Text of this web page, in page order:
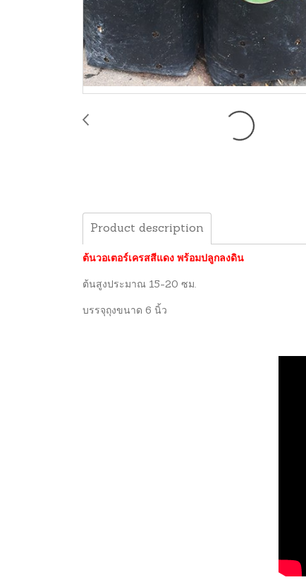
Product description
ต้นวอเตอร์เครสสีแดง พร้อมปลูกลงดิน
ต้นสูงประมาณ 15-20 ซม.
บรรจุถุงขนาด 6 นิ้ว